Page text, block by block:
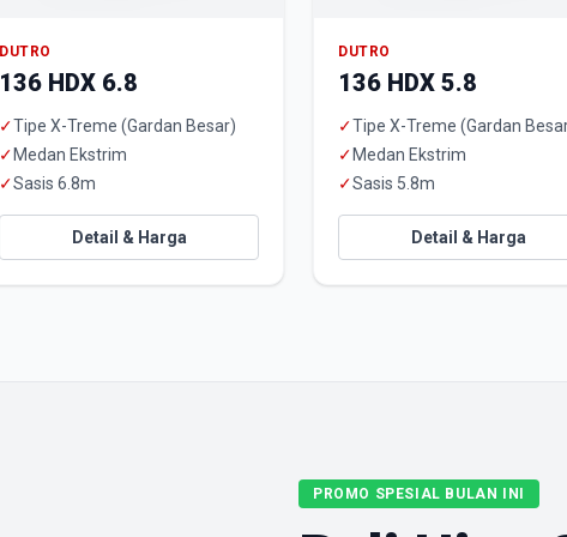
DUTRO
136 HDX 6.8
✓Tipe X-Treme (Gardan Besar)
✓ Medan Ekstrim
✓Sasis 6.8m
Detail & Harga
DUTRO
136 HDX 5.8
✓Tipe X-Treme (Gardan
✓ Medan Ekstrim
✓Sasis 5.8m
Detail & Harga
PROMO SPESIAL BULAN INI